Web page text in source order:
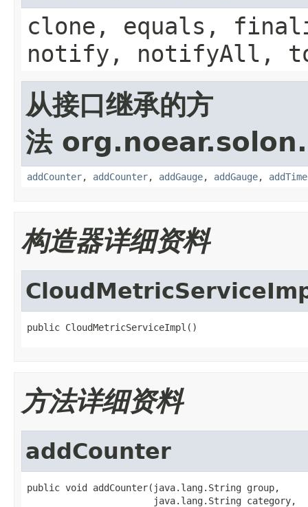
clone, equals,
notify, notifyAll,
从接口继承的方
法
addCounter, addCounter, addGauge, addGauge,
构造器详细资料
public CloudMetricServiceImpl()
方法详细资料
addCounter
public void addCounter(java.lang.String group,
                       java.lang.String category,